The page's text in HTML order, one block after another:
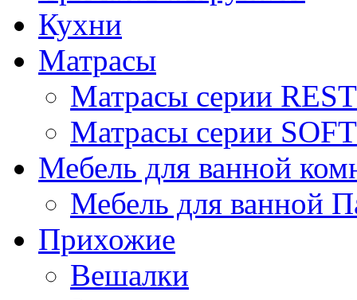
Кухни
Матрасы
Матрасы серии REST
Матрасы серии SOFT
Мебель для ванной
Мебель для ванной
Прихожие
Вешалки